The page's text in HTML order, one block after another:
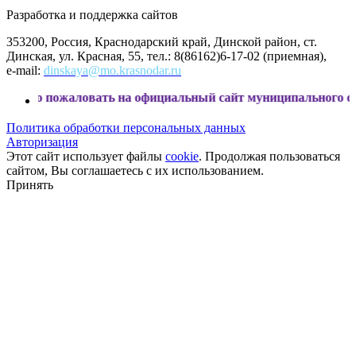
Разработка и поддержка сайтов
353200, Россия, Краснодарский край, Динской район, ст.
Динская, ул. Красная, 55, тел.: 8(86162)6-17-02 (приемная),
e-mail: dinskaya@mo.krasnodar.ru
на официальный сайт муниципального образования
Политика обработки персональных данных
Авторизация
Этот сайт использует файлы cookie. Продолжая пользоваться
сайтом, Вы соглашаетесь с их использованием.
Принять